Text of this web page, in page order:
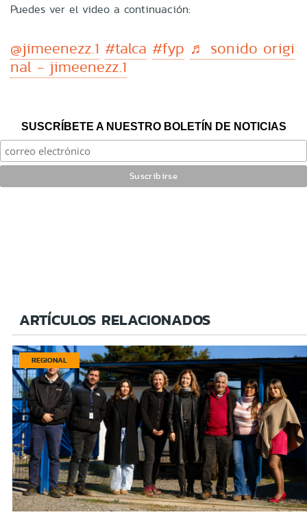
Puedes ver el video a continuación:
@jimeenezz.1 #talca #fyp ♬ sonido origi
nal - jimeenezz.1
SUSCRÍBETE A NUESTRO BOLETÍN DE NOTICIAS
ARTÍCULOS RELACIONADOS
REGIONAL